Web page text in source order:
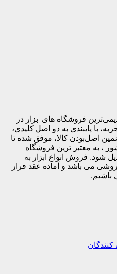
فروشگاه های ابزار در
با پایبندی به دو اصل کلیدی،
اصل‌بودن کالا، موفق شده تا
، به معتبر ترین فروشگاه
شود. فروش انواع ابزار به
می باشد و آماده عقد قرار
باشیم.